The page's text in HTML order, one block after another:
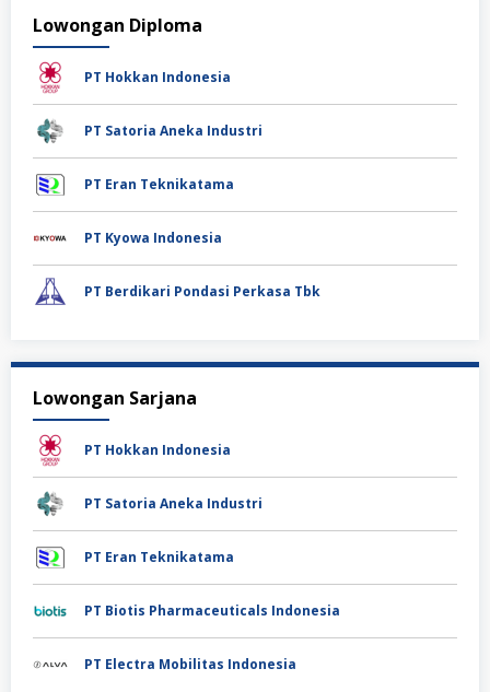
Lowongan Diploma
PT Hokkan Indonesia
PT Satoria Aneka Industri
PT Eran Teknikatama
PT Kyowa Indonesia
PT Berdikari Pondasi Perkasa Tbk
Lowongan Sarjana
PT Hokkan Indonesia
PT Satoria Aneka Industri
PT Eran Teknikatama
PT Biotis Pharmaceuticals Indonesia
PT Electra Mobilitas Indonesia